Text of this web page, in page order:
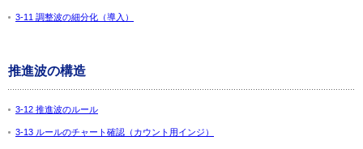
3-11 調整波の細分化（導入）
推進波の構造
3-12 推進波のルール
3-13 ルールのチャート確認（カウント用インジ）